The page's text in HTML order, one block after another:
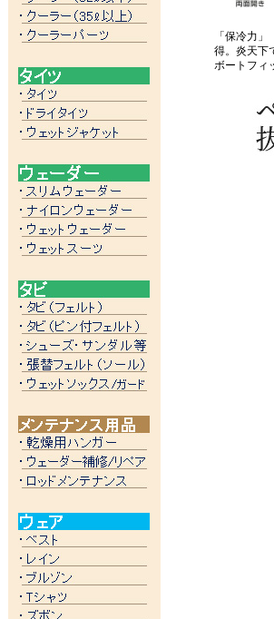
「保冷力
得。炎天下
ボートフィ